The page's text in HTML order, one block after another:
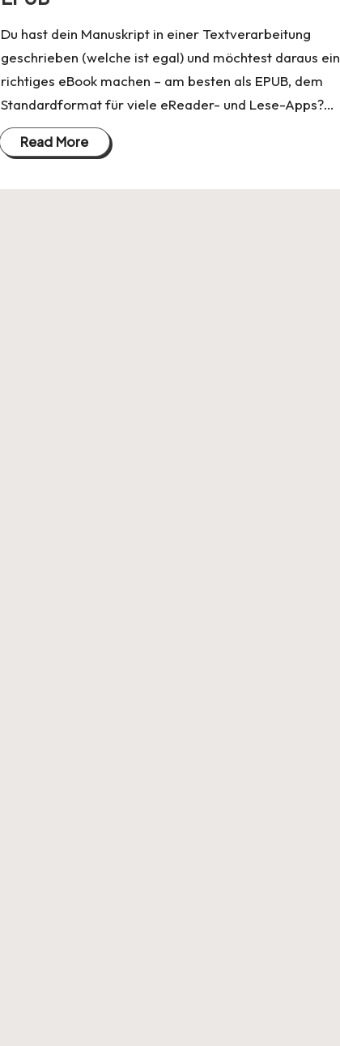
Du hast dein Manuskript in einer Textverarbeitung
geschrieben (welche ist egal) und möchtest daraus ein
richtiges eBook machen – am besten als EPUB, dem
Standardformat für viele eReader- und Lese-Apps?…
Read More